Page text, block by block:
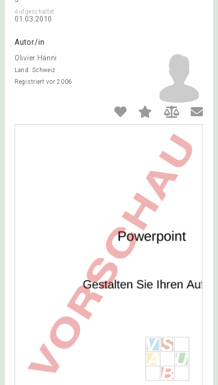
Aufgeschaltet
01.03.2010
Autor/in
Olivier Hänni
Land: Schweiz
Registriert vor 2006